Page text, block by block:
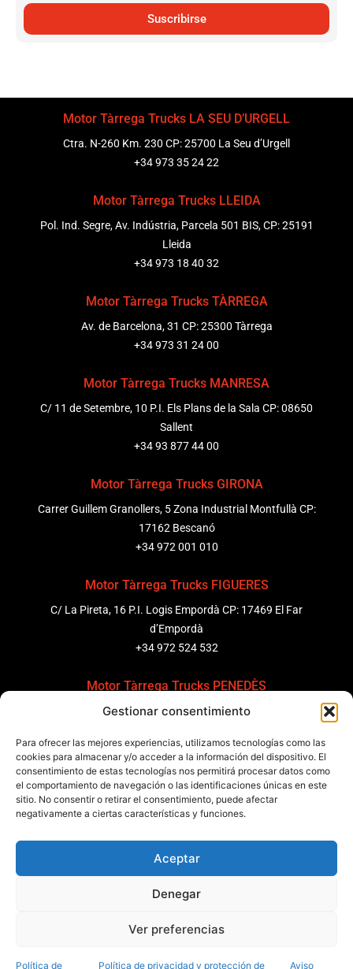
Gestionar consentimiento
Para ofrecer las mejores experiencias, utilizamos tecnologías como las
cookies para almacenar y/o acceder a la información del dispositivo. El
consentimiento de estas tecnologías nos permitirá procesar datos como
el comportamiento de navegación o las identificaciones únicas en este
sitio. No consentir o retirar el consentimiento, puede afectar
negativamente a ciertas características y funciones.
Aceptar
Denegar
Ver preferencias
Política de Política de privacidad y protección de Aviso
Suscribirse
Motor Tàrrega Trucks LA SEU D’URGELL
Ctra. N-260 Km. 230 CP: 25700 La Seu d’Urgell
+34 973 35 24 22
Motor Tàrrega Trucks LLEIDA
Pol. Ind. Segre, Av. Indústria, Parcela 501 BIS, CP: 25191
Lleida
+34 973 18 40 32
Motor Tàrrega Trucks TÀRREGA
Av. de Barcelona, 31 CP: 25300 Tàrrega
+34 973 31 24 00
Motor Tàrrega Trucks MANRESA
C/ 11 de Setembre, 10 P.I. Els Plans de la Sala CP: 08650
Sallent
+34 93 877 44 00
Motor Tàrrega Trucks GIRONA
Carrer Guillem Granollers, 5 Zona Industrial Montfullà CP:
17162 Bescanó
+34 972 001 010
Motor Tàrrega Trucks FIGUERES
C/ La Pireta, 16 P.I. Logis Empordà CP: 17469 El Far
d’Empordà
+34 972 524 532
Motor Tàrrega Trucks PENEDÈS
C/ Ponent 8, Pol. Ind. Sant Pere Molanta, CP: 08799
+34 931 69 11 91
Motor Tàrrega Trucks BARCELONA
Zona Franca, Carrer E, s/n 08040 Barcelona, España
Política de cookiesAviso legalCondiciones generales